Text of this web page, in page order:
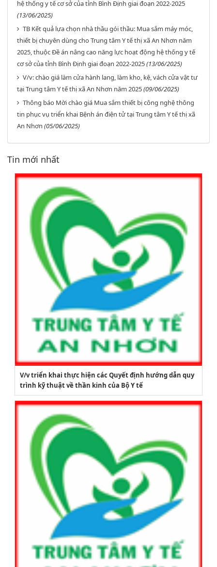
hệ thống y tế cơ sở của tỉnh Bình Định giai đoạn 2022-2025
(13/06/2025)
TB Kết quả lựa chọn nhà thầu gói thầu: Mua sắm máy móc,
thiết bị chuyên dùng cho Trung tâm Y tế thị xã An Nhơn năm
2025, thuộc Đề án nâng cao năng lực hoạt động hệ thống y tế
cơ sở của tỉnh Bình Định giai đoạn 2022-2025(13/06/2025)
V/v: chào giá làm cửa hành lang, làm kho, kệ, vách cửa vật tư
tại Trung tâm Y tế thị xã An Nhơn năm 2025(09/06/2025)
Thông báo Mời chào giá Mua sắm thiết bị công nghệ thông
tin phục vụ triển khai Bệnh án điện tử tại Trung tâm Y tế thị xã
An Nhơn (05/06/2025)
Tin mới nhất
V/v triển khai thực hiện các Quyết định hướng dẫn quy
trình kỹ thuật về thần kinh của Bộ Y tế